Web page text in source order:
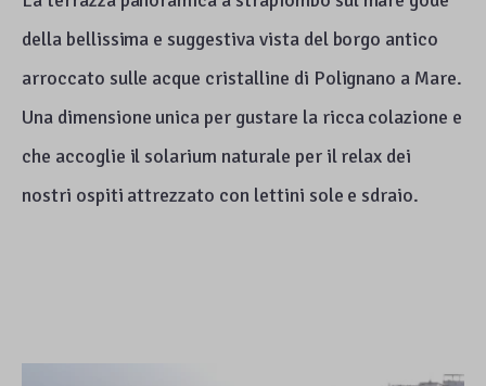
della bellissima e suggestiva vista del borgo antico
arroccato sulle acque cristalline di Polignano a Mare.
Una dimensione unica per gustare la ricca colazione e
che accoglie il solarium naturale per il relax dei
nostri ospiti attrezzato con lettini sole e sdraio.